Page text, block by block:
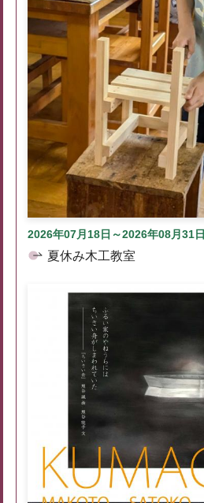
2026年07月18日～2026年08月31日
夏休み木工教室